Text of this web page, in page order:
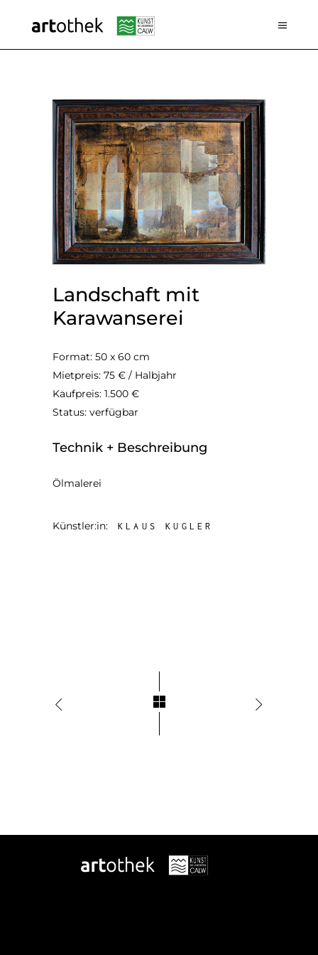
Landschaft mit
Karawanserei
Format: 50 x 60 cm
Mietpreis: 75 € / Halbjahr
Kaufpreis: 1.500 €
Status: verfügbar
Technik + Beschreibung
Ölmalerei
Künstler:in: KLAUS KUGLER